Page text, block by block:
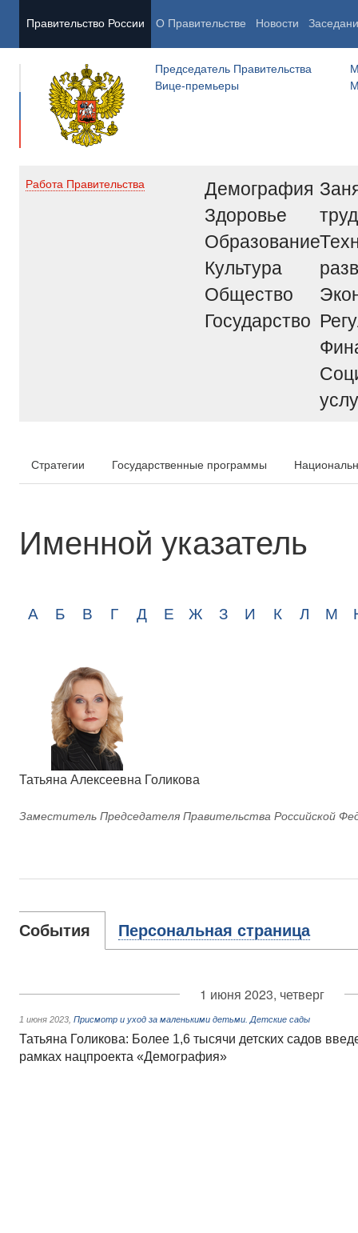
Правительство России О Правительстве Новости
Председатель Правительства
Вице-премьеры
Работа Правительства
Демография
Здоровье
Образование
Культура
Общество
Государство
труд
Стратегии Государственные программы
Именной указатель
А Б В Г Д Е Ж З И К Л М
Татьяна Алексеевна Голикова
Заместитель Председателя Правительства Российской
События Персональная страница
1 июня 2023, четверг
1 июня 2023 Присмотр и уход за маленькими детьми. Детские сады
Татьяна Голикова: Более 1,6 тысячи детских садов
рамках нацпроекта «Демография»